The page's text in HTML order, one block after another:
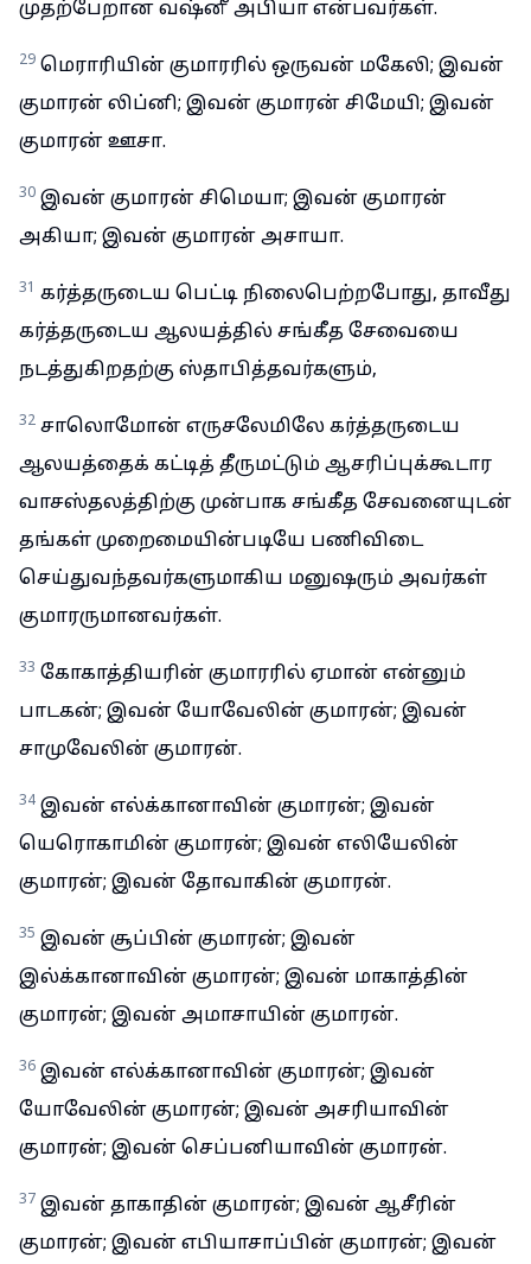
முதற்பேறான வஷ்னீ அபியா என்பவர்கள்.
29 மெராரியின் குமாரரில் ஒருவன் மகேலி; இவன்
குமாரன் லிப்னி; இவன் குமாரன் சிமேயி; இவன்
குமாரன் ஊசா.
30 இவன் குமாரன் சிமெயா; இவன் குமாரன்
அகியா; இவன் குமாரன் அசாயா.
31 கர்த்தருடைய பெட்டி நிலைபெற்றபோது, தாவீது
கர்த்தருடைய ஆலயத்தில் சங்கீத சேவையை
நடத்துகிறதற்கு ஸ்தாபித்தவர்களும்,
32 சாலொமோன் எருசலேமிலே கர்த்தருடைய
ஆலயத்தைக் கட்டித் தீருமட்டும் ஆசரிப்புக்கூடார
வாசஸ்தலத்திற்கு முன்பாக சங்கீத சேவனையுடன்
தங்கள் முறைமையின்படியே பணிவிடை
செய்துவந்தவர்களுமாகிய மனுஷரும் அவர்கள்
குமாரருமானவர்கள்.
33 கோகாத்தியரின் குமாரரில் ஏமான் என்னும்
பாடகன்; இவன் யோவேலின் குமாரன்; இவன்
சாமுவேலின் குமாரன்.
34 இவன் எல்க்கானாவின் குமாரன்; இவன்
யெரொகாமின் குமாரன்; இவன் எலியேலின்
குமாரன்; இவன் தோவாகின் குமாரன்.
35 இவன் சூப்பின் குமாரன்; இவன்
இல்க்கானாவின் குமாரன்; இவன் மாகாத்தின்
குமாரன்; இவன் அமாசாயின் குமாரன்.
36 இவன் எல்க்கானாவின் குமாரன்; இவன்
யோவேலின் குமாரன்; இவன் அசரியாவின்
குமாரன்; இவன் செப்பனியாவின் குமாரன்.
37 இவன் தாகாதின் குமாரன்; இவன் ஆசீரின்
குமாரன்; இவன் எபியாசாப்பின் குமாரன்; இவன்